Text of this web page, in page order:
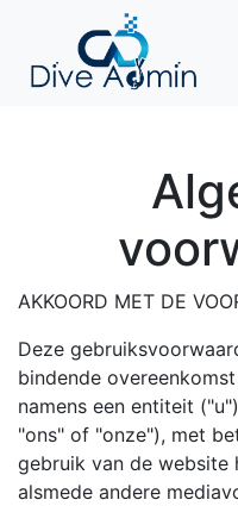
AKKOORD MET DE
Deze
bindende
namens een entiteit
"ons" of "onze"), met
gebruik van de
alsmede andere